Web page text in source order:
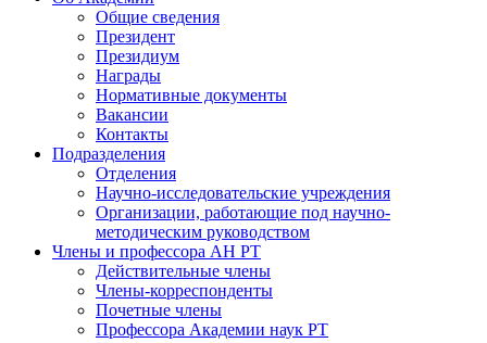
Общие сведения
Президент
Президиум
Награды
Нормативные документы
Вакансии
Контакты
Подразделения
Отделения
Научно-исследовательские учреждения
Организации, работающие под научно-
методическим руководством
Члены и профессора АН РТ
Действительные члены
Члены-корреспонденты
Почетные члены
Профессора Академии наук РТ